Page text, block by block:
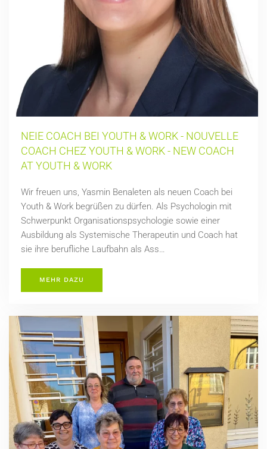
NEIE COACH BEI YOUTH & WORK - NOUVELLE
COACH CHEZ YOUTH & WORK - NEW COACH
AT YOUTH & WORK
Wir freuen uns, Yasmin Benaleten als neuen Coach bei
Youth & Work begrüßen zu dürfen. Als Psychologin mit
Schwerpunkt Organisationspsychologie sowie einer
Ausbildung als Systemische Therapeutin und Coach hat
sie ihre berufliche Laufbahn als Ass…
MEHR DAZU